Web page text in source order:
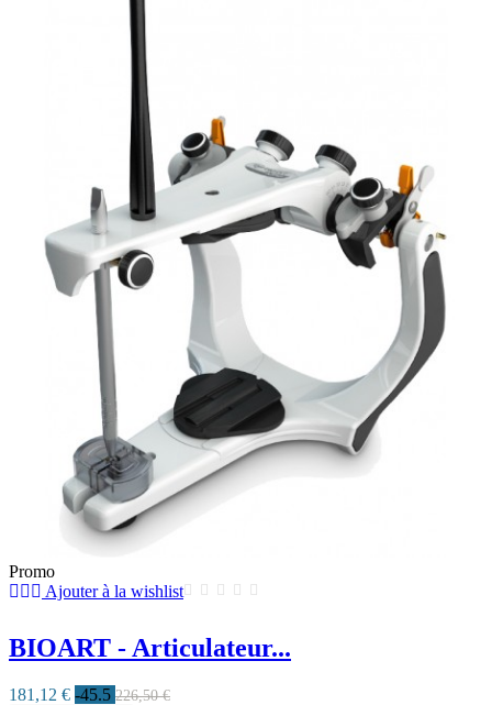
Promo
Ajouter à la wishlist
BIOART - Articulateur...
181,12 € -45.5 226,50 €